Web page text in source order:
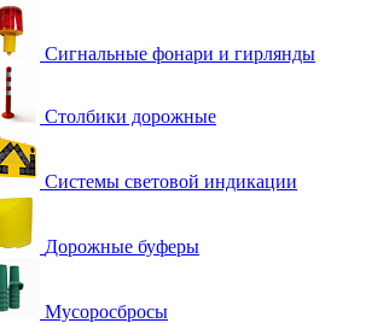
Сигнальные фонари и гирлянды
Столбики дорожные
Системы световой индикации
Дорожные буферы
Мусоросбросы